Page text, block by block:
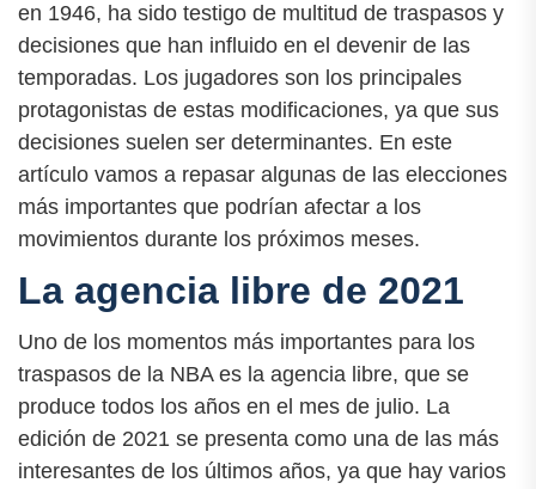
en 1946, ha sido testigo de multitud de traspasos y
decisiones que han influido en el devenir de las
temporadas. Los jugadores son los principales
protagonistas de estas modificaciones, ya que sus
decisiones suelen ser determinantes. En este
artículo vamos a repasar algunas de las elecciones
más importantes que podrían afectar a los
movimientos durante los próximos meses.
La agencia libre de 2021
Uno de los momentos más importantes para los
traspasos de la NBA es la agencia libre, que se
produce todos los años en el mes de julio. La
edición de 2021 se presenta como una de las más
interesantes de los últimos años, ya que hay varios